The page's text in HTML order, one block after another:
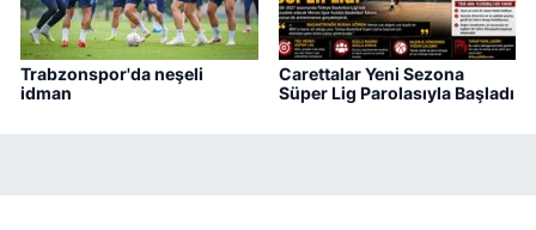
Trabzonspor'da neşeli
idman
Carettalar Yeni Sezona
Süper Lig Parolasıyla Başladı